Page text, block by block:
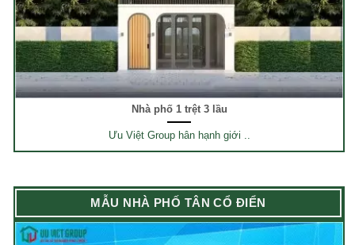
Nhà phố 1 trệt 3 lầu
Ưu Việt Group hân hạnh giới ..
MẪU NHÀ PHỐ TÂN CỔ ĐIỂN